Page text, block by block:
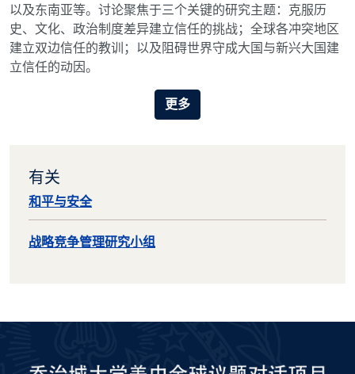
以及东南亚等。讨论聚焦于三个关键的研究主题：克服历
史、文化、政治制度差异建立信任的挑战；全球各冲突地区
建立双边信任的教训；以及阻碍世界守成大国与新兴大国建
立信任的动因。
更多
有关
和平与安全
战略竞争管理研究小组